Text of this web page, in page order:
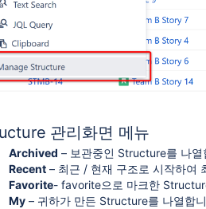
Jira
관리화면 메뉴
Archived – 보관중인 Structure를 나열
Recent – 최근 / 현재 구조로 시작하여
Favorite- favorite으로 마크한
My – 귀하가 만든 Structure를 나열합